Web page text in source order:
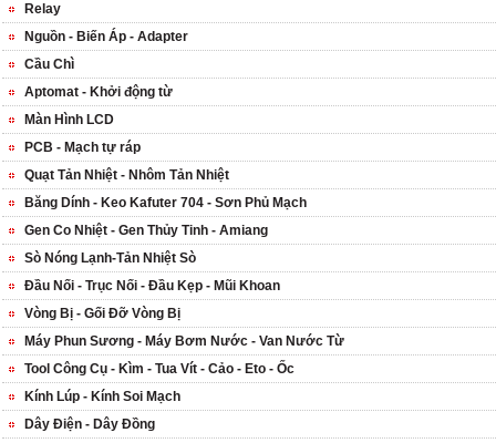
Relay
Nguồn - Biến Áp - Adapter
Cầu Chì
Aptomat - Khởi động từ
Màn Hình LCD
PCB - Mạch tự ráp
Quạt Tản Nhiệt - Nhôm Tản Nhiệt
Băng Dính - Keo Kafuter 704 - Sơn Phủ Mạch
Gen Co Nhiệt - Gen Thủy Tinh - Amiang
Sò Nóng Lạnh-Tản Nhiệt Sò
Đầu Nối - Trục Nối - Đầu Kẹp - Mũi Khoan
Vòng Bị - Gối Đỡ Vòng Bị
Máy Phun Sương - Máy Bơm Nước - Van Nước Từ
Tool Công Cụ - Kìm - Tua Vít - Cảo - Eto - Ốc
Kính Lúp - Kính Soi Mạch
Dây Điện - Dây Đồng